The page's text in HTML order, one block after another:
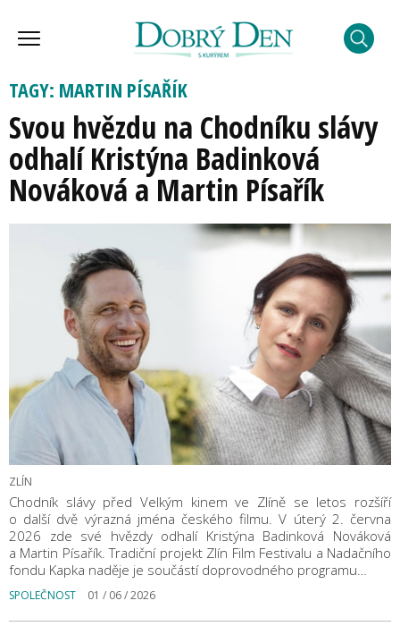
TAGY: MARTIN PÍSAŘÍK
Svou hvězdu na Chodníku slávy
odhalí Kristýna Badinková
Nováková a Martin Písařík
ZLÍN
Chodník slávy před Velkým kinem ve Zlíně se letos rozšíří
o další dvě výrazná jména českého filmu. V úterý 2. června
2026 zde své hvězdy odhalí Kristýna Badinková Nováková
a Martin Písařík. Tradiční projekt Zlín Film Festivalu a Nadačního
fondu Kapka naděje je součástí doprovodného programu…
SPOLEČNOST 01 / 06 / 2026